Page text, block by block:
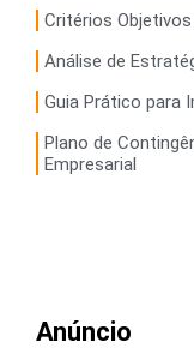
Critérios
Análise de
Guia Prático para
Plano de
Empresarial
Anúncio